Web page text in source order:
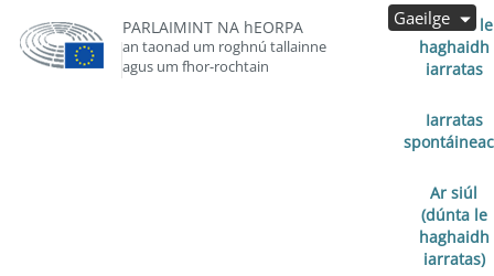
PARLAIMINT NA hEORPA
an taonad um roghnú tallainne
agus um fhor-rochtain
Oscailte le
haghaidh
iarratas
Iarratas
Ar siúl
(dúnta le
haghaidh
iarratas)
Gaeilge